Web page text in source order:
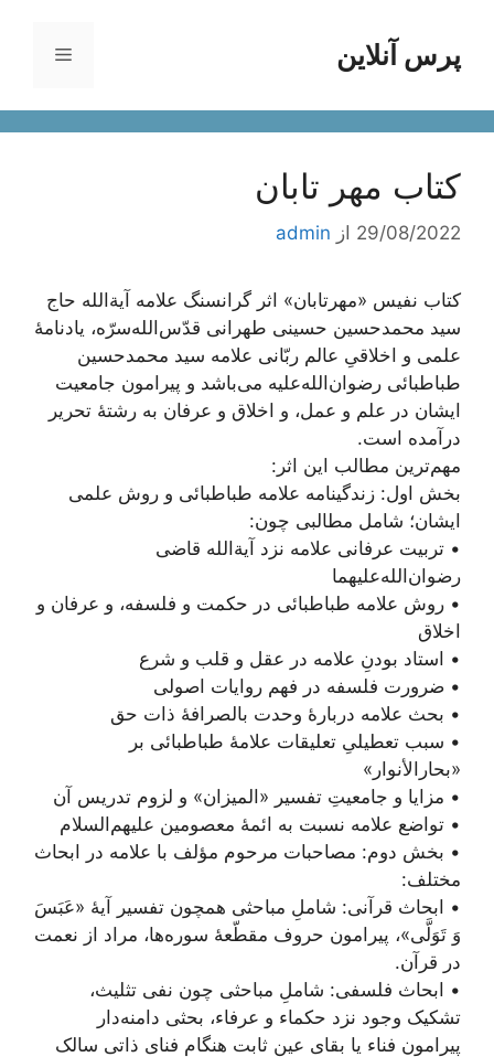
محتواپرس آنلاین فهرست
کتاب مهر تابان
29/08/2022 از admin
کتاب نفیس «مهرتابان» اثر گرانسنگ علامه آیة‌الله حاج
سید محمدحسین حسینی طهرانی قدّس‌الله‌سرّه، یادنامۀ
علمی و اخلاقیِ عالم ربّانی علامه سید محمدحسین
طباطبائی رضوان‌الله‌علیه می‌باشد و پیرامون جامعیت
ایشان در علم و عمل، و اخلاق و عرفان به رشتۀ تحریر
درآمده است.
مهم‌ترین مطالب این اثر:
بخش اول: زندگینامه علامه طباطبائی و روش علمی
ایشان؛ شامل مطالبی چون:
• تربیت عرفانی علامه نزد آیة‌الله قاضی
رضوان‌الله‌علیهما
• روش علامه طباطبائی در حکمت و فلسفه، و عرفان و
اخلاق
• استاد بودنِ علامه در عقل و قلب و شرع
• ضرورت فلسفه در فهم روایات اصولی
• بحث علامه دربارۀ وحدت بالصرافۀ ذات حق
• سبب تعطیلیِ تعلیقات علامۀ طباطبائی بر
«بحارالأنوار»
• مزایا و جامعیتِ تفسیر «المیزان» و لزوم تدریس آن
• تواضع علامه نسبت به ائمۀ معصومین علیهم‌السلام
• بخش دوم: مصاحبات مرحوم مؤلف با علامه در ابحاث
مختلف:
• ابحاث قرآنی: شاملِ مباحثی همچون تفسیر آیۀ «عَبَسَ
وَ تَوَلَّى‏»، پیرامون حروف مقطّعۀ سوره‌ها، مراد از نعمت
در قرآن.
• ابحاث فلسفی: شاملِ مباحثی چون نفی تثلیث،
تشکیک وجود نزد حکماء و عرفاء، بحثی دامنه‌دار
پیرامون فناء یا بقای عین ثابت هنگام فنای ذاتی سالک